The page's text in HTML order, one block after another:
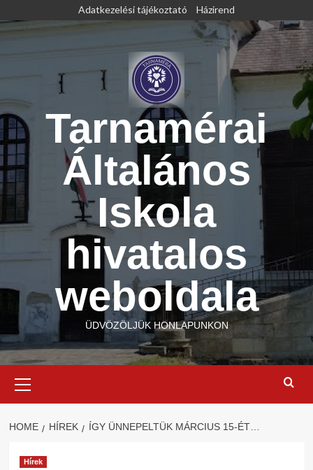
to
Adatkezelési tájékoztató Házirend
Tarnamérai
Általános
Iskola
hivatalos
weboldala
ÜDVÖZÖLJÜK HONLAPUNKON
Menu
HOME HÍREK ÍGY ÜNNEPELTÜK MÁRCIUS 15-ÉT…
Hírek